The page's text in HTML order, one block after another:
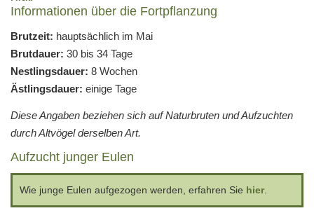
Informationen über die Fortpflanzung
Brutzeit: hauptsächlich im Mai
Brutdauer: 30 bis 34 Tage
Nestlingsdauer: 8 Wochen
Ästlingsdauer: einige Tage
Diese Angaben beziehen sich auf Naturbruten und Aufzuchten
durch Altvögel derselben Art.
Aufzucht junger Eulen
Wie junge Eulen aufgezogen werden, erfahren Sie hier.